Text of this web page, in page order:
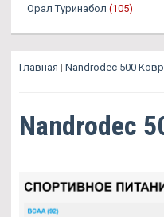
Орал Туринабол (105)
Главная | Nandrodec 500
Nandrodec